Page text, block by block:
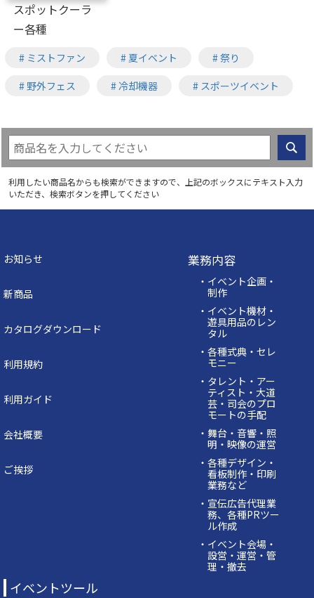
スポットクーラ
ー各種
# ミストファン # 夏イベント
# 祭り
# 野外フェス
# 冷却機器 # スポーツイベント
利用したい商品名からも検索ができますので、上記のボックスにテキスト入力
いただき、検索ボタンを押してください
お知らせ
新商品
カタログダウンロード
利用規約
利用ガイド
会社概要
ご挨拶
業務内容
・イベント企画・
制作
・イベント機材・
遊具用品のレン
タル
・各種式典・セレ
モニー
・タレント・アー
ティスト・大道
芸・司会のプロ
モートの手配
・舞台・音響・照
明・映像の運営
・各種デザイン・
看板制作・印刷
業務など
・宣伝広告代理業
務、各種PRツー
ル作成
・イベント会場・
設営・運営・管
理・撤去
イベントツール